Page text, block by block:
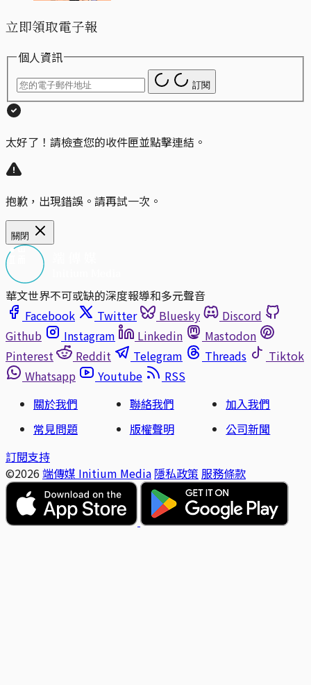
立即領取電子報
個人資訊
訂閱
太好了！請檢查您的收件匣並點擊連結。
抱歉，出現錯誤。請再試一次。
關閉
華文世界不可或缺的深度報導和多元聲音
Facebook
Twitter Bluesky
Discord
Github
Instagram Linkedin
Mastodon
Pinterest
Reddit Telegram Threads
Tiktok
Whatsapp
Youtube
RSS
關於我們
聯絡我們
加入我們
常見問題
版權聲明
公司新聞
訂閱支持
©2026 端傳媒 Initium Media 隱私政策 服務條款